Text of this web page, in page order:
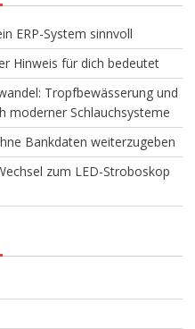
ERP-System sinnvoll
Hinweis für dich bedeutet
Tropfbewässerung und
moderner Schlauchsysteme
Bankdaten weiterzugeben
zum LED-Stroboskop